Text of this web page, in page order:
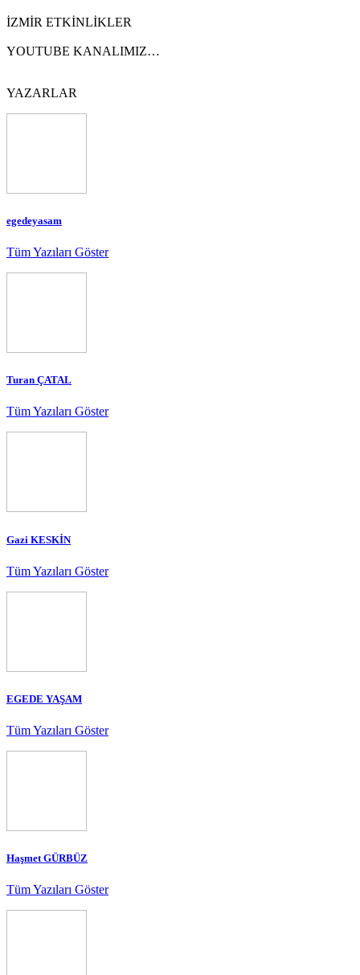
İZMİR ETKİNLİKLER
YOUTUBE KANALIMIZ…
YAZARLAR
egedeyasam
Tüm Yazıları Göster
Turan ÇATAL
Tüm Yazıları Göster
Gazi KESKİN
Tüm Yazıları Göster
EGEDE YAŞAM
Tüm Yazıları Göster
Haşmet GÜRBÜZ
Tüm Yazıları Göster